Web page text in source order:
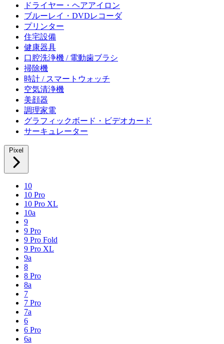
ドライヤー・ヘアアイロン
ブルーレイ・DVDレコーダ
プリンター
住宅設備
健康器具
口腔洗浄機 / 電動歯ブラシ
掃除機
時計 / スマートウォッチ
空気清浄機
美顔器
調理家電
グラフィックボード・ビデオカード
サーキュレーター
Pixel
10
10 Pro
10 Pro XL
10a
9
9 Pro
9 Pro Fold
9 Pro XL
9a
8
8 Pro
8a
7
7 Pro
7a
6
6 Pro
6a